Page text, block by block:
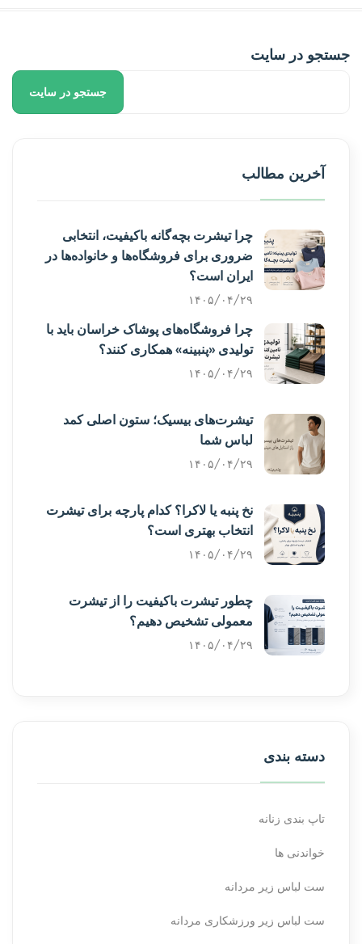
جستجو در سایت
جستجو در سایت
آخرین مطالب
چرا تیشرت بچه‌گانه باکیفیت، انتخابی
ضروری برای فروشگاه‌ها و خانواده‌ها در
ایران است؟
۱۴۰۵/۰۴/۲۹
چرا فروشگاه‌های پوشاک خراسان باید با
تولیدی «پنبینه» همکاری کنند؟
۱۴۰۵/۰۴/۲۹
تیشرت‌های بیسیک؛ ستون اصلی کمد
لباس شما
۱۴۰۵/۰۴/۲۹
نخ پنبه یا لاکرا؟ کدام پارچه برای تیشرت
انتخاب بهتری است؟
۱۴۰۵/۰۴/۲۹
چطور تیشرت باکیفیت را از تیشرت
معمولی تشخیص دهیم؟
۱۴۰۵/۰۴/۲۹
دسته بندی
تاپ بندی زنانه
خواندنی ها
ست لباس زیر مردانه
ست لباس زیر ورزشکاری مردانه